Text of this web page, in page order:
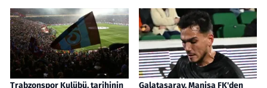
Trabzonspor Kulübü, tarihinin Galatasaray, Manisa FK'den